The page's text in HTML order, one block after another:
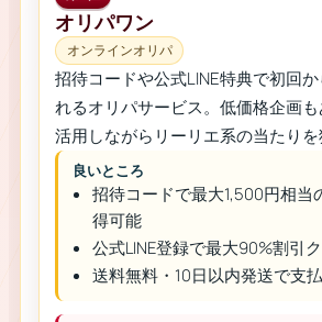
オリパワン
オンラインオリパ
招待コードや公式LINE特典で初回
れるオリパサービス。低価格企画
活用しながらリーリエ系の当たりを
良いところ
招待コードで最大1,500円相当
得可能
公式LINE登録で最大90%割引
送料無料・10日以内発送で支